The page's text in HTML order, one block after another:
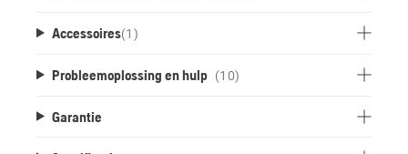
Accessoires(1 )
Probleemoplossing en hulp (10)
Garantie